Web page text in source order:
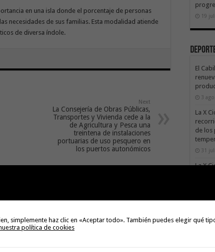
en una isla donde el porcentaje de personas
necesidades de sus familias. Esta modalidad atiende
de diversa índole.
Next
La Consejería de Obras Públicas,
Transportes y Vivienda cede a la
de Agricultura y Pesca una
treintena de instalaciones
portuarias de uso pesquero en
los puertos autonómicos
La campaña de verano del
19
El
3
La X
de los
31
La X
Valle
30
El II
simplemente haz clic en «Aceptar todo». También puedes elegir qué
política de cookies